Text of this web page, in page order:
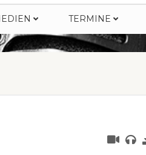
TERMINE